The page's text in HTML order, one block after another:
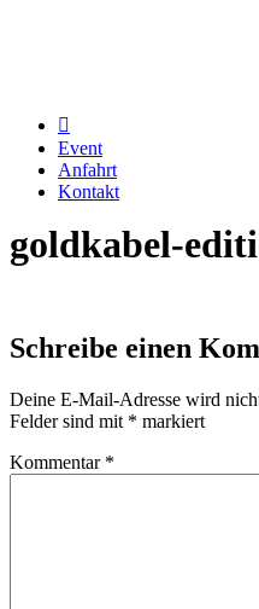
Event
Anfahrt
Kontakt
goldkabel-
Schreibe einen
Deine E-Mail-Adresse wird
Felder sind mit * markiert
Kommentar *